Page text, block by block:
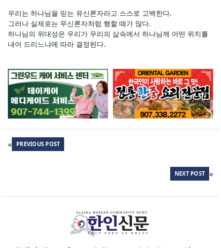
우리는 하나님을 믿는 유신론자라고 스스로 고백한다.
그러나 실제로는 무신론자처럼 행할 때가 많다.
하나님의 위대성은 우리가 우리의 삶속에서 하나님께 어떤 위치를
내어 드리느냐에 따라 결정된다.
« PREVIOUS POST
NEXT POST »